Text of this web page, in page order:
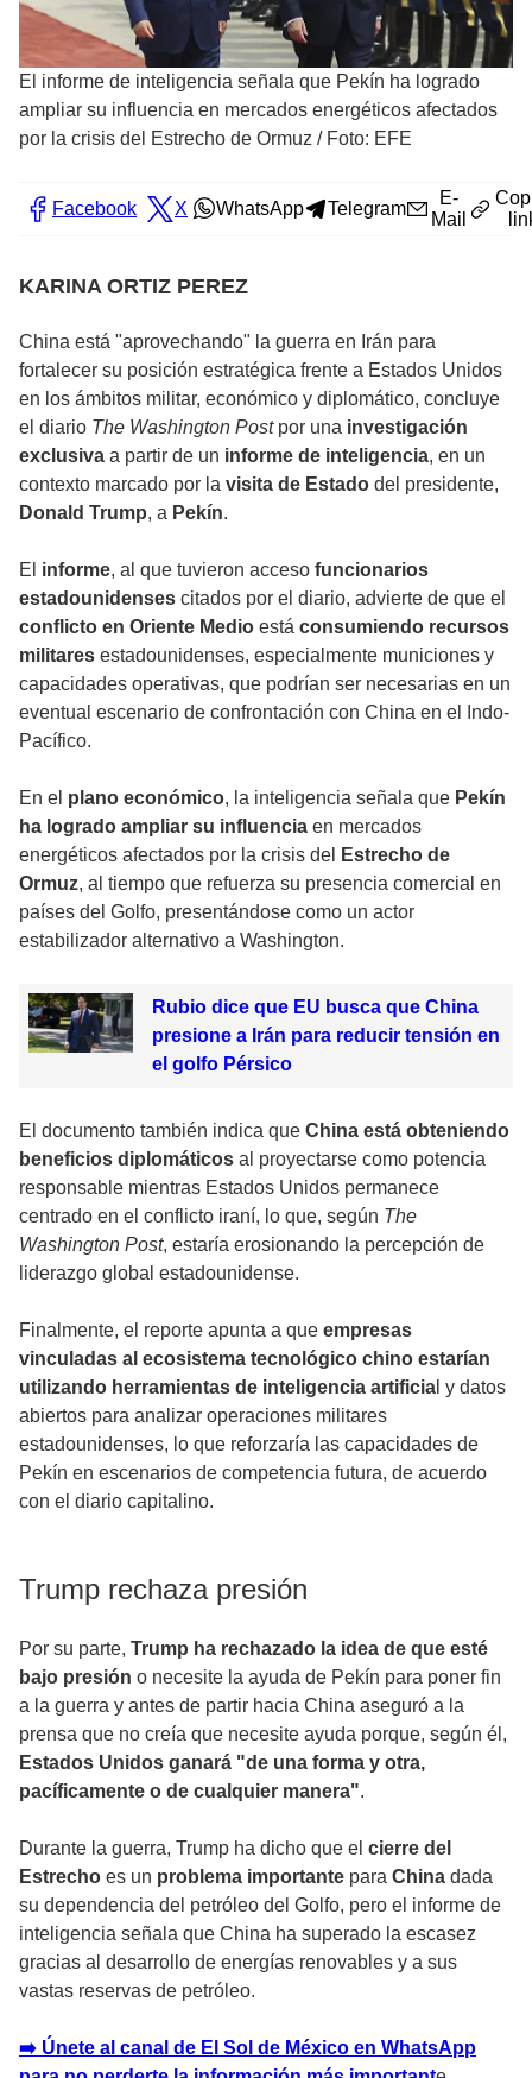
El informe de inteligencia señala que Pekín ha logrado
ampliar su influencia en mercados energéticos afectados
por la crisis del Estrecho de Ormuz / Foto: EFE
Facebook X WhatsApp Telegram
E-
Mail
KARINA ORTIZ PEREZ
China está "aprovechando" la guerra en Irán para
fortalecer su posición estratégica frente a Estados Unidos
en los ámbitos militar, económico y diplomático, concluye
el diario The Washington Post por una investigación
exclusiva a partir de un informe de inteligencia, en un
contexto marcado por la visita de Estado del presidente,
Donald Trump, a Pekín.
El informe, al que tuvieron acceso funcionarios
estadounidenses citados por el diario, advierte de que el
conflicto en Oriente Medio está consumiendo recursos
militares estadounidenses, especialmente municiones y
capacidades operativas, que podrían ser necesarias en un
eventual escenario de confrontación con China en el Indo-
Pacífico.
En el plano económico, la inteligencia señala que Pekín
ha logrado ampliar su influencia en mercados
energéticos afectados por la crisis del
Estrecho de
Ormuz, al tiempo que refuerza su presencia comercial en
países del Golfo, presentándose como un actor
estabilizador alternativo a Washington.
Rubio dice que EU busca que China
presione a Irán para reducir tensión en
el golfo Pérsico
El documento también indica que China está obteniendo
beneficios diplomáticos al proyectarse como potencia
responsable mientras Estados Unidos permanece
centrado en el conflicto iraní, lo que, según The
Washington Post, estaría erosionando la percepción de
liderazgo global estadounidense.
Finalmente, el reporte apunta a que empresas
vinculadas al ecosistema tecnológico chino estarían
utilizando herramientas de inteligencia artificia l y datos
abiertos para analizar operaciones militares
estadounidenses, lo que reforzaría las capacidades de
Pekín en escenarios de competencia futura, de acuerdo
con el diario capitalino.
Trump rechaza presión
Por su parte, Trump ha rechazado la idea de que esté
bajo presión o necesite la ayuda de Pekín para poner fin
a la guerra y antes de partir hacia China aseguró a la
prensa que no creía que necesite ayuda porque, según él,
Estados Unidos ganará "de una forma y otra,
pacíficamente o de cualquier manera".
Durante la guerra, Trump ha dicho que el cierre del
Estrecho es un problema importante para China dada
su dependencia del petróleo del Golfo, pero el informe de
inteligencia señala que China ha superado la escasez
gracias al desarrollo de energías renovables y a sus
vastas reservas de petróleo.
➡️ Únete al canal de El Sol de México en WhatsApp